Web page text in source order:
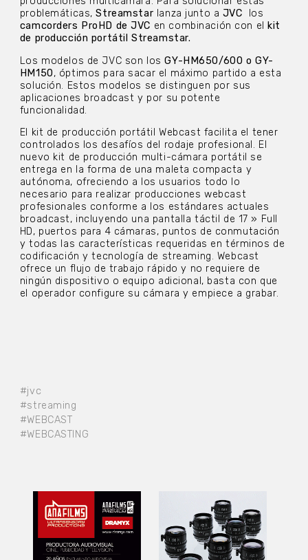
#jvc
#streaming
#WEBCAST
#WEBCASTING
problemáticas,Streamstar lanza junto a JVC
los
camcorders ProHD de JVC en combinación con el
kit
de producción portátil Streamstar.
Los modelos de JVC son los GY-HM650/600 o GY-
HM150, óptimos para sacar el máximo partido a esta
solución. Estos modelos se distinguen por sus
aplicaciones broadcast y por su potente
funcionalidad.
El kit de producción portátil Webcast facilita el tener
controlados los desafíos del rodaje profesional. El
nuevo kit de producción multi-cámara portátil se
entrega en la forma de una maleta compacta y
autónoma, ofreciendo a los usuarios todo lo
necesario para realizar producciones webcast
profesionales conforme a los estándares actuales
broadcast, incluyendo una pantalla táctil de 17 » Full
HD, puertos para 4 cámaras, puntos de conmutación
y todas las características requeridas en términos de
codificación y tecnología de streaming. Webcast
ofrece un flujo de trabajo rápido y no requiere de
ningún dispositivo o equipo adicional, basta con que
el operador configure su cámara y empiece a grabar.